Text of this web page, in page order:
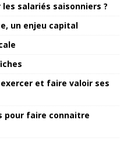
salariés saisonniers ?
un enjeu capital
et faire valoir ses
pour faire connaitre